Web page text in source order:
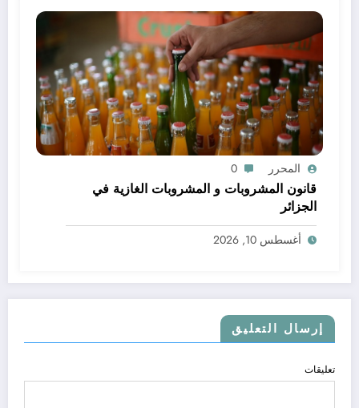
المحرر 0
قانون المشروبات و المشروبات الغازية في
الجزائر
أغسطس 10, 2026
إرسال التعليق
تعليقات